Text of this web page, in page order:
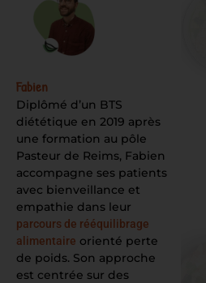
Fabien
Diplômé d’un BTS
diététique en 2019 après
une formation au pôle
Pasteur de Reims, Fabien
accompagne ses patients
avec bienveillance et
empathie dans leur
parcours de rééquilibrage
alimentaire orienté perte
de poids. Son approche
est centrée sur des